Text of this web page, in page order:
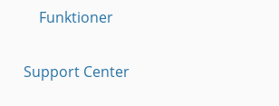
Funktioner
Support Center